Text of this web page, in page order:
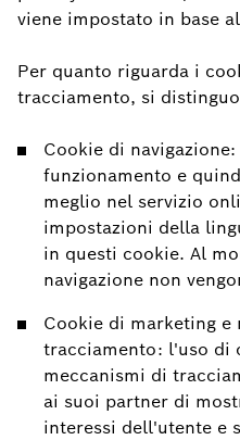
viene impostato in base
Per quanto riguarda i
tracciamento, si
Cookie di
funzionamento e
meglio nel servizio
impostazioni della
in questi cookie. Al
navigazione non
Cookie di marketing e
tracciamento: l'uso di
meccanismi di
ai suoi partner di
interessi dell'utente e